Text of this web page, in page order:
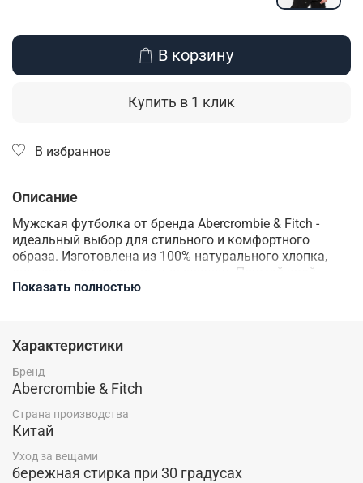
В корзину
Купить в 1 клик
В избранное
Описание
Мужская футболка от бренда Abercrombie & Fitch -
идеальный выбор для стильного и комфортного
образа. Изготовлена из 100% натурального хлопка,
она приятная на ощупь и дышащая. Прямой крой
отлично подойдет для создания базового гардероба.
повседневный образ в зависимости от вашего
настроения.
Показать полностью
Характеристики
Бренд
Abercrombie & Fitch
Страна производства
Китай
Уход за вещами
бережная стирка при 30 градусах